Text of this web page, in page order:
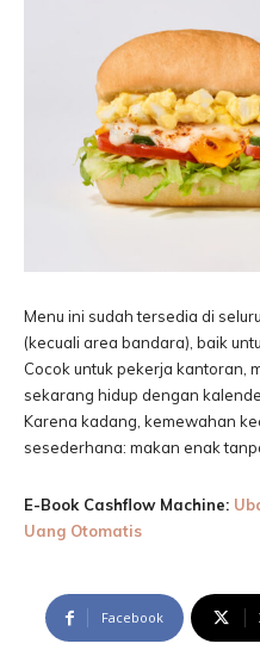
Menu ini sudah tersedia di
(kecuali area bandara), baik
Cocok untuk pekerja kantoran,
sekarang hidup dengan
Karena kadang, kemewahan
sesederhana: makan enak
E-Book Cashflow Machine:
Uang Otomatis
Facebook